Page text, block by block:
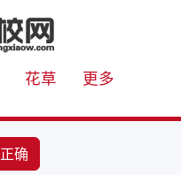
花草 更多
正确